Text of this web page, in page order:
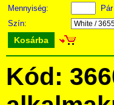
Mennyiség:
Pár
Szín:
Kosárba
Kód: